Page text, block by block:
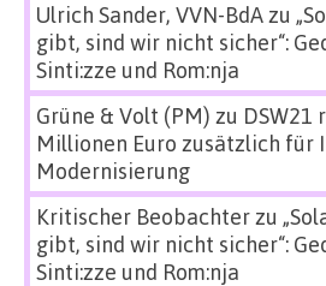
Ulrich Sander, VVN-BdAzu
gibt, sind wir nicht sicher“:
Sinti:zze und Rom:nja
Grüne & Volt (PM) zu DSW21
Millionen Euro zusätzlich für
Modernisierung
Kritischer Beobachterzu
gibt, sind wir nicht sicher“:
Sinti:zze und Rom:nja